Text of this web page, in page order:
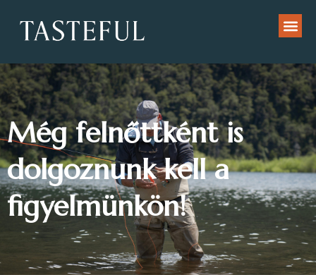
Még felnőttként is
dolgoznunk kell a
figyelmünkön!